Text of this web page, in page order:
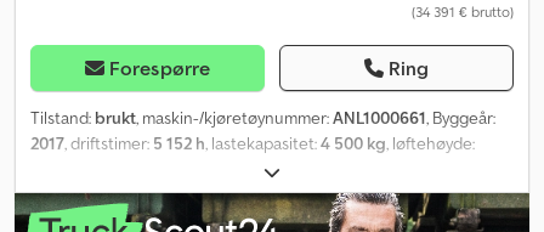
(34 391 € brutto)
Forespørre Ring
Tilstand: brukt, maskin-/kjøretøynummer:ANL1000661, Byggeår:
2017, driftstimer: 5 152 h, lastekapasitet:4 500 kg, løftehøyde:
2 060 mm
mastetype:triplex, batterikapasitet:840 Ah, batterispenning:80 V,
gaffelbærerbredde:
1 350 mm, gaffellengde:1 600 mm , forhjul